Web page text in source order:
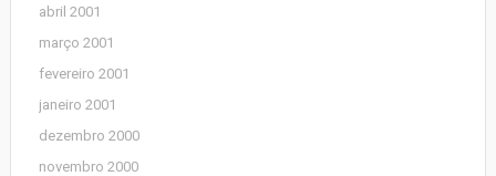
abril 2001
março 2001
fevereiro 2001
janeiro 2001
dezembro 2000
novembro 2000